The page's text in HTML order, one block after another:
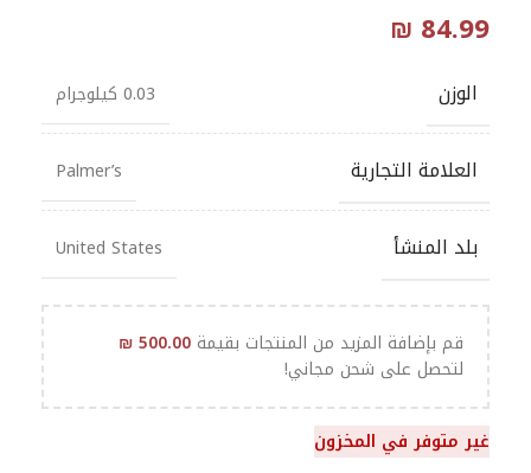
₪ 84.99
الوزن 0.03 كيلوجرام
العلامة التجارية Palmer’s
بلد المنشأ United States
قم بإضافة المزيد من المنتجات بقيمة ₪500.00
لتحصل على شحن مجاني!
غير متوفر في المخزون